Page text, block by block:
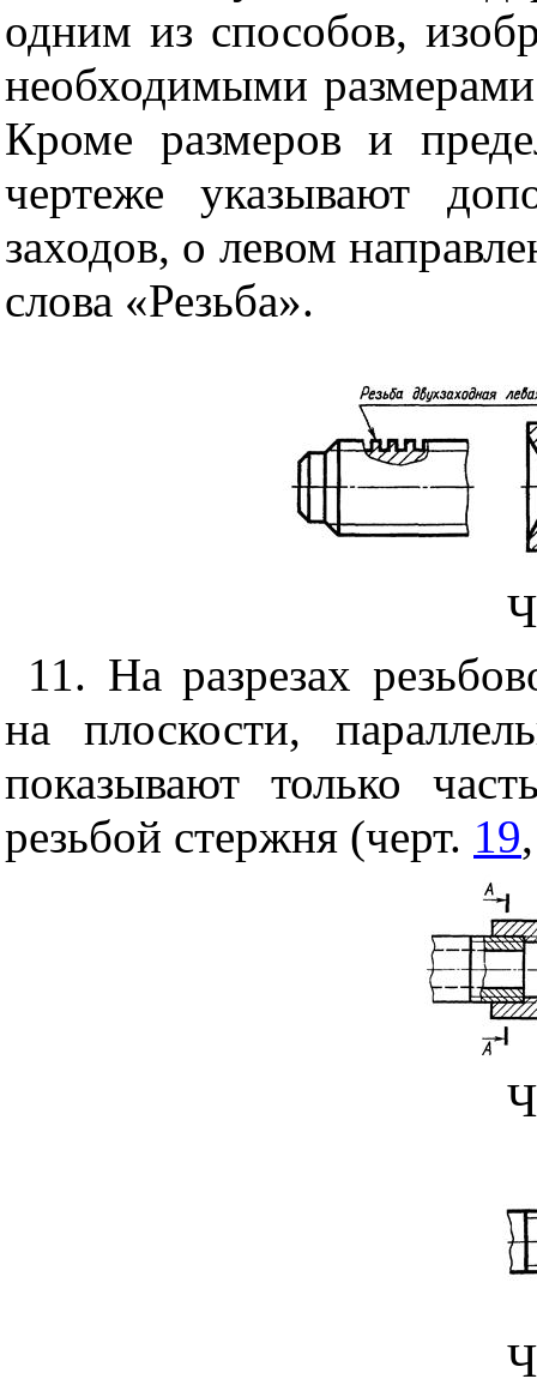
одним из способов,
необходимыми
Кроме размеров и
чертеже указывают
заходов, о левом
слова «Резьба».
11. На разрезах
на плоскости,
показывают только
резьбой стержня (черт. 19